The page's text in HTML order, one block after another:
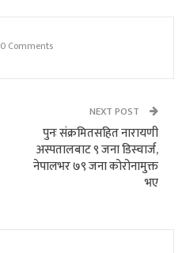
0 Comments
NEXT POST
पुनः संक्रमितसहित नारायणी
अस्पतालबाट ९ जना डिस्चार्ज,
नेपालभर ७९ जना कोरोनामुक्त
भए